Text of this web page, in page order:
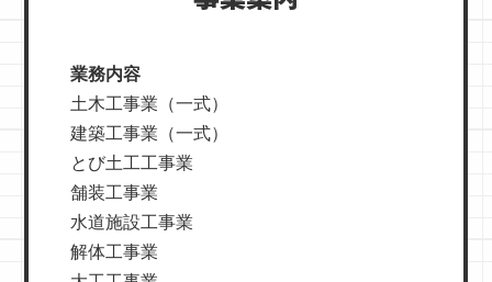
業務内容
土木工事業（一式）
建築工事業（一式）
とび土工工事業
舗装工事業
水道施設工事業
解体工事業